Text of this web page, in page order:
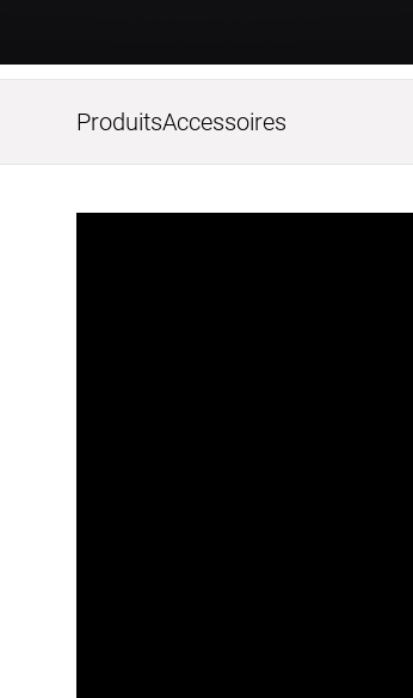
ProduitsAccessoires